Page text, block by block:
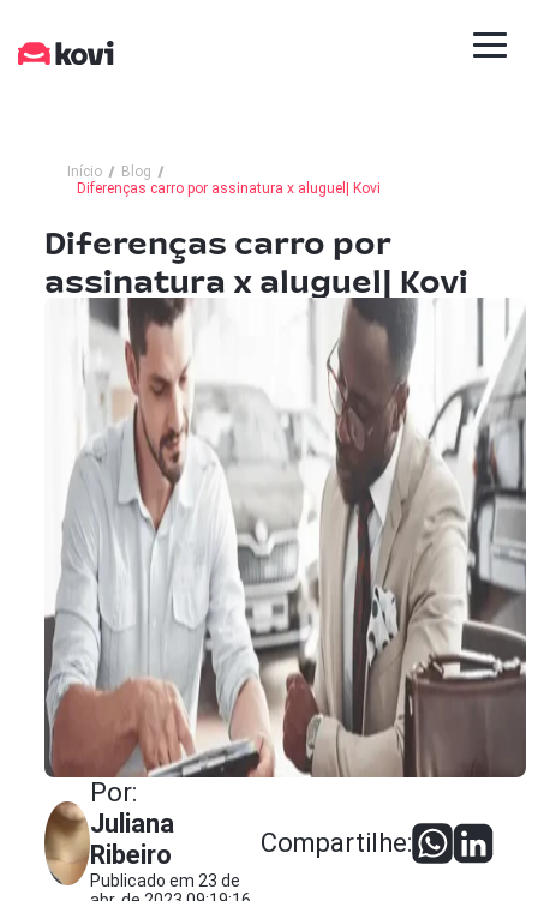
Início
Blog
Diferenças carro por assinatura x aluguel| Kovi
Diferenças carro por
assinatura x aluguel| Kovi
Por:
Juliana
Ribeiro
Publicado em 23 de
Compartilhe: